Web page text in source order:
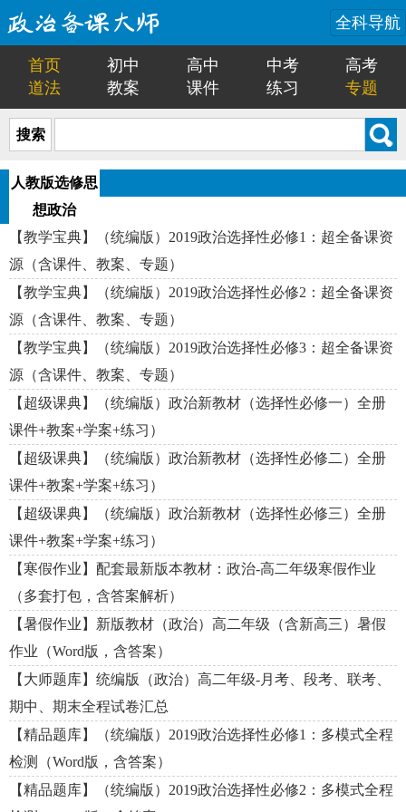
全科导航
首页 初中 高中 中考
高考
道法
教案 课件 练习 专题
搜索
人教版选修思
想政治
【教学宝典】（统编版）2019政治选择性必修1：超全备课资
源（含课件、教案、专题）
【教学宝典】（统编版）2019政治选择性必修2：超全备课资
源（含课件、教案、专题）
【教学宝典】（统编版）2019政治选择性必修3：超全备课资
源（含课件、教案、专题）
【超级课典】（统编版）政治新教材（选择性必修一）全册
课件+教案+学案+练习）
【超级课典】（统编版）政治新教材（选择性必修二）全册
课件+教案+学案+练习）
【超级课典】（统编版）政治新教材（选择性必修三）全册
课件+教案+学案+练习）
【寒假作业】配套最新版本教材：政治-高二年级寒假作业
（多套打包，含答案解析）
【暑假作业】新版教材（政治）高二年级（含新高三）暑假
作业（Word版，含答案）
【大师题库】统编版（政治）高二年级-月考、段考、联考、
期中、期末全程试卷汇总
【精品题库】（统编版）2019政治选择性必修1：多模式全程
检测（Word版，含答案）
【精品题库】（统编版）2019政治选择性必修2：多模式全程